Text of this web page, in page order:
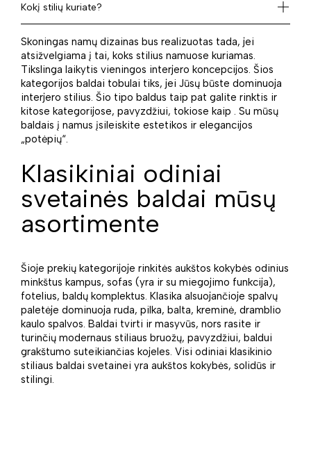
Kokį stilių kuriate?
Skoningas namų dizainas bus realizuotas tada, jei
atsižvelgiama į tai, koks stilius namuose kuriamas.
Tikslinga laikytis vieningos interjero koncepcijos. Šios
kategorijos baldai tobulai tiks, jei Jūsų būste dominuoja
interjero stilius. Šio tipo baldus taip pat galite rinktis ir
kitose kategorijose, pavyzdžiui, tokiose kaip . Su mūsų
baldais į namus įsileiskite estetikos ir elegancijos
„potėpių“.
Klasikiniai odiniai
svetainės baldai mūsų
asortimente
Šioje prekių kategorijoje rinkitės aukštos kokybės odinius
minkštus kampus, sofas (yra ir su miegojimo funkcija),
fotelius, baldų komplektus. Klasika alsuojančioje spalvų
paletėje dominuoja ruda, pilka, balta, kreminė, dramblio
kaulo spalvos. Baldai tvirti ir masyvūs, nors rasite ir
turinčių modernaus stiliaus bruožų, pavyzdžiui, baldui
grakštumo suteikiančias kojeles. Visi odiniai klasikinio
stiliaus baldai svetainei yra aukštos kokybės, solidūs ir
stilingi.